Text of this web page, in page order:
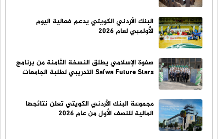
البنك الأردني الكويتي يدعم فعالية اليوم
الأولمبي لعام 2026
صفوة الإسلامي يطلق النسخة الثامنة من برنامج
Safwa Future Stars التدريبي لطلبة الجامعات
مجموعة البنك الأردني الكويتي تعلن نتائجها
المالية للنصف الأول من عام 2026